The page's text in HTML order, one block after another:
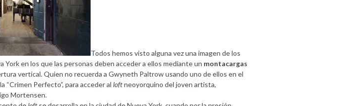
Todos hemos visto alguna vez una imagen de los
York en los que las personas deben acceder a ellos mediante un montacargas
vertical. Quien no recuerda a Gwyneth Paltrow usando uno de ellos en el
“Crimen Perfecto”, para acceder al loftneoyorquino del joven artista,
Mortensen.